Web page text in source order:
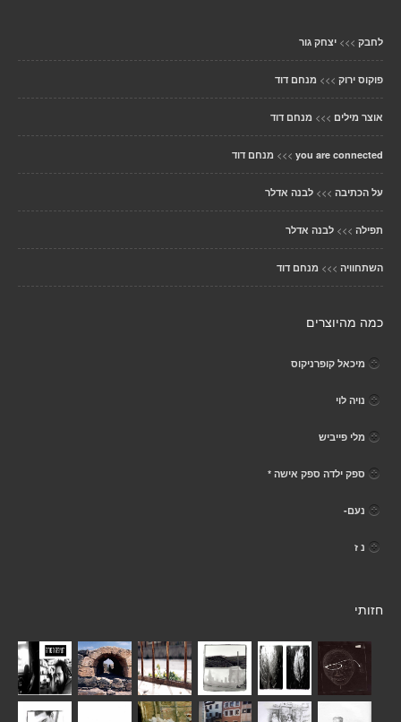
לחבק >>> יצחק גור
פוקוס ירוק >>> מנחם דוד
אוצר מילים >>> מנחם דוד
you are connected
>>> מנחם דוד
על הכתיבה >>> לבנה אדלר
תפילה >>> לבנה אדלר
השתחוויה >>> מנחם דוד
כמה מהיוצרים
מיכאל קופרניקוס
נויה לוי
מלי פייביש
ספק ילדה ספק אישה *
נעם-
נ ז
חזותי